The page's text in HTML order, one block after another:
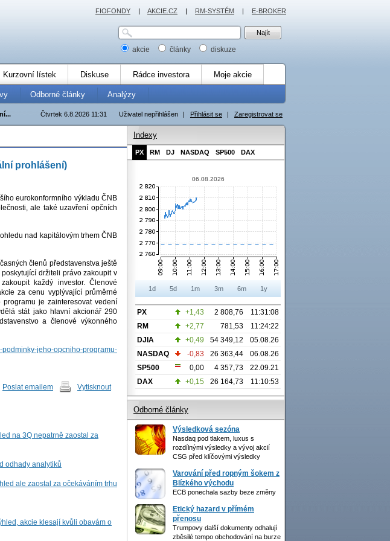
akcie články diskuze
Kurzovní lístek Diskuse Rádce investora Moje akcie
Odborné články Analýzy
Uživatel nepřihlášen | Přihlásit se | Zaregistrovat se
Čtvrtek 6.8.2026 11:31
prohlášení)
eurokonformního výkladu ČNB
ale také uzavření opčních
nad kapitálovým trhem ČNB
členů představenstva ještě
držiteli právo zakoupit v
každý investor. Členové
za cenu vyplývající průměrné
je zainteresovat vedení
stát jako hlavní akcionář 290
a členové výkonného
jeho-opcniho-programu-
Poslat emailem Vytisknout
na 3Q nepatrně zaostal za
odhady analytiků
ale zaostal za očekáváním trhu
akcie klesají kvůli obavám o
Indexy
PX RM DJ NASDAQ SP500 DAX
06.08.2026
1d 5d 1m 3m 6m 1y
PX +1,43 2 808,76
11:31:08
RM
+2,77 781,53
11:24:22
DJIA
+0,49 54 349,12
05.08.26
NASDAQ
-0,83 26 363,44
06.08.26
SP500
0,00 4 357,73
22.09.21
DAX
+0,15 26 164,73 11:10:53
Odborné články
Výsledková sezóna
Nasdaq pod tlakem, luxus s
rozdílnými výsledky a vývoj akcií
CSG před klíčovými výsledky
Varování před ropným šokem z
Blízkého východu
ECB ponechala sazby beze změny
Etický hazard v přímém
přenosu
Trumpovy další dokumenty odhalují
zběsilé tempo obchodování na burze
FIOFONDY | AKCIE.CZ | RM-SYSTÉM | E-BROKER